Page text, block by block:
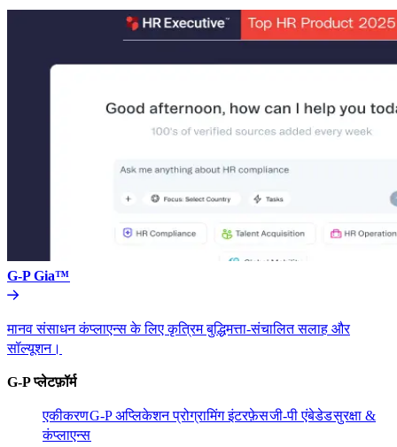
G-P Gia™​​
मानव संसाधन कंप्लाएन्स के लिए कृत्रिम बुद्धिमत्ता-संचालित सलाह और
सॉल्यूशन।​​
G-P प्लेटफ़ॉर्म​​
एकीकरण​​G-P अप्लिकेशन प्रोग्रामिंग इंटरफ़ेस​​जी-पी एंबेडेड​​सुरक्षा &
कंप्लाएन्स​​